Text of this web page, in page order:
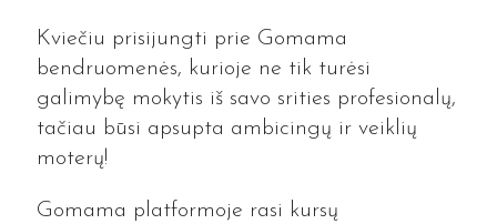
Kviečiu prisijungti prie Gomama
bendruomenės, kurioje ne tik turėsi
galimybę mokytis iš savo srities profesionalų,
tačiau būsi apsupta ambicingų ir veiklių
moterų!
Gomama platformoje rasi kursų